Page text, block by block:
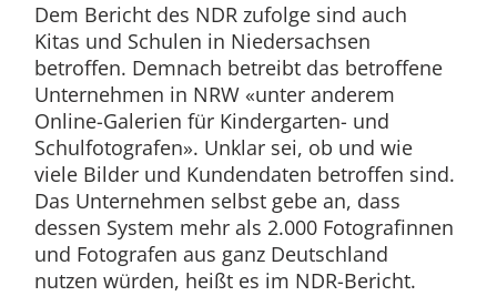
Dem Bericht des NDR zufolge sind auch
Kitas und Schulen in Niedersachsen
betroffen. Demnach betreibt das betroffene
Unternehmen in NRW «unter anderem
Online-Galerien für Kindergarten- und
Schulfotografen». Unklar sei, ob und wie
viele Bilder und Kundendaten betroffen sind.
Das Unternehmen selbst gebe an, dass
dessen System mehr als 2.000 Fotografinnen
und Fotografen aus ganz Deutschland
nutzen würden, heißt es im NDR-Bericht.